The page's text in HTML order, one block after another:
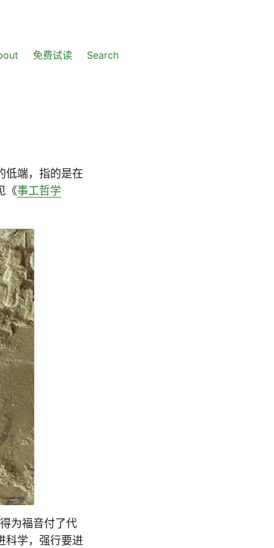
免费试读 Search
低端，指的是在
《事工哲学
为福音付了代
科学，强行要进